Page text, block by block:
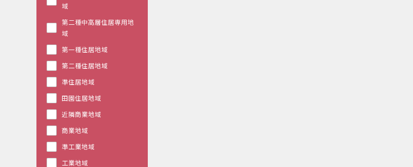
域
第二種中高層住居専用地
域
第一種住居地域
第二種住居地域
準住居地域
田園住居地域
近隣商業地域
商業地域
準工業地域
工業地域